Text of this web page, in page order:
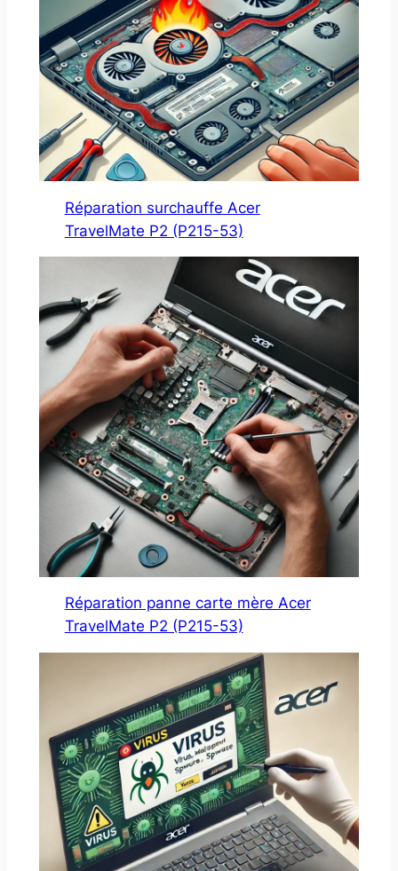
Réparation surchauffe Acer
TravelMate P2 (P215-53)
Réparation panne carte mère Acer
TravelMate P2 (P215-53)